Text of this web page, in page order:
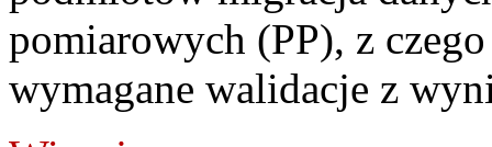
pomiarowych (PP), z
wymagane walidacje z